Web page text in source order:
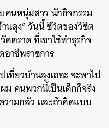
คนหนุ่มสาว นักกิจกรรม
นลุง” วันนี้ ชีวิตของวิชิต
ตราด ที่เขาใช้ทำธุรกิจ
าชีพราชการ
เที่ยวบ้านลุงเถอะ จะพาไป
ม คนพวกนี้เป็นเด็กก็จริง
วามกลัว และถ้าคิดแบบ